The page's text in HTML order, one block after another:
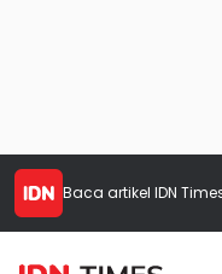
Baca artikel IDN